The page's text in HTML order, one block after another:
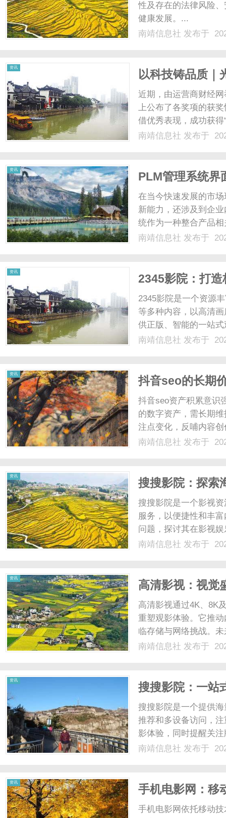
性及存在的法律风险
健康发展。...
南靖信息社 发布于
资讯
以科技铸品质｜
榜”年度奖项
近期，由运营商财经
上公布了各奖项的获
借优秀表现，成功获
了光明乳业在鲜奶领
南靖信息社 发布于
资讯
PLM管理系统界
在当今快速发展的市
新能力，还涉及到企
统作为一种整合产品
功能至关重要。一个
南靖信息社 发布于
资讯
2345影院：打
2345影院是一个资源
等多种内容，以高清
供正版、智能的一站
南靖信息社 发布于
资讯
抖音seo的长期
抖音seo资产积累意识
的数字资产，需长期
注点变化，反哺内容
键词堆砌、诱导互动
南靖信息社 发布于
资讯
搜搜影院：探索
搜搜影院是一个影视
服务，以便捷性和丰
问题，探讨其在影视
南靖信息社 发布于
资讯
高清影视：视觉
高清影视通过4K、8K
重塑观影体验。它推
临存储与网络挑战。
南靖信息社 发布于
资讯
搜搜影院：一站
源
搜搜影院是一个提供
推荐和多设备访问，
影体验，同时提醒关
南靖信息社 发布于
资讯
手机电影网：移
手机电影网依托移动